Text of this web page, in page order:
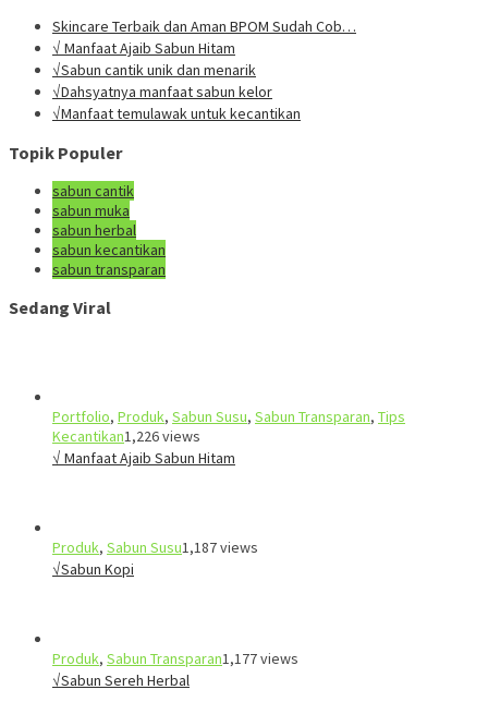
Skincare Terbaik dan Aman BPOM Sudah Cob…
√ Manfaat Ajaib Sabun Hitam
√Sabun cantik unik dan menarik
√Dahsyatnya manfaat sabun kelor
√Manfaat temulawak untuk kecantikan
Topik Populer
sabun cantik
sabun muka
sabun herbal
sabun kecantikan
sabun transparan
Sedang Viral
Portfolio, Produk, Sabun Susu, Sabun Transparan, Tips
Kecantikan1,226 views
√ Manfaat Ajaib Sabun Hitam
Produk, Sabun Susu1,187 views
√Sabun Kopi
Produk, Sabun Transparan1,177 views
√Sabun Sereh Herbal